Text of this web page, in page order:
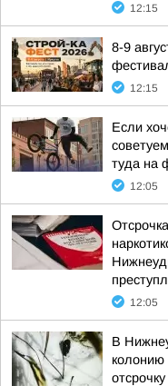
12:15
8-9
12:15
Если
туда на
12:05
12:05
В
колонию